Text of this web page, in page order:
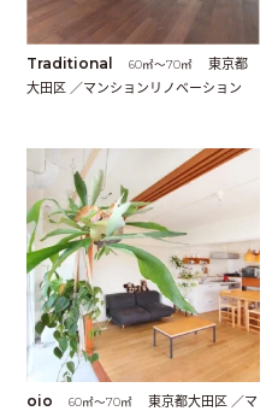
Traditional 60㎡〜70㎡
東京都
大田区 ／マンションリノベーション
oio 60㎡〜70㎡
東京都大田区 ／マ